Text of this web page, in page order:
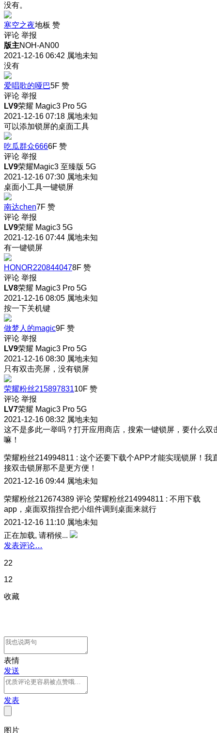
没有。
寒空之夜地板 赞
评论 举报
版主NOH-AN00
2021-12-16 06:42 属地未知
没有
爱唱歌的哑巴5F 赞
评论 举报
LV9荣耀 Magic3 Pro 5G
2021-12-16 07:18 属地未知
可以添加锁屏的桌面工具
吃瓜群众6666F 赞
评论 举报
LV9荣耀Magic3 至臻版 5G
2021-12-16 07:30 属地未知
桌面小工具一键锁屏
南达chen7F 赞
评论 举报
LV9荣耀 Magic3 5G
2021-12-16 07:44 属地未知
有一键锁屏
HONOR2208440478F 赞
评论 举报
LV8荣耀 Magic3 Pro 5G
2021-12-16 08:05 属地未知
按一下关机键
做梦人的magic9F 赞
评论 举报
LV9荣耀 Magic3 Pro 5G
2021-12-16 08:30 属地未知
只有双击亮屏，没有锁屏
荣耀粉丝21589783110F 赞
评论 举报
LV7荣耀 Magic3 Pro 5G
2021-12-16 08:32 属地未知
这不是多此一举吗？打开应用商店，搜索一键锁屏，要什么双
嘛！
荣耀粉丝214994811 : 这个还要下载个APP才能实现锁屏！我
接双击锁屏那不是更方便！
2021-12-16 09:44 属地未知
荣耀粉丝212674389 评论 荣耀粉丝214994811 : 不用下载
app，桌面双指捏合把小组件调到桌面来就行
2021-12-16 11:10 属地未知
正在加载, 请稍候...
发表评论…
22
12
收藏
表情
发送
发表
图片